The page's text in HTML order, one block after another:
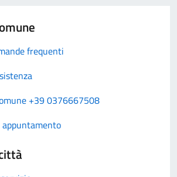
frequenti
+39 0376667508